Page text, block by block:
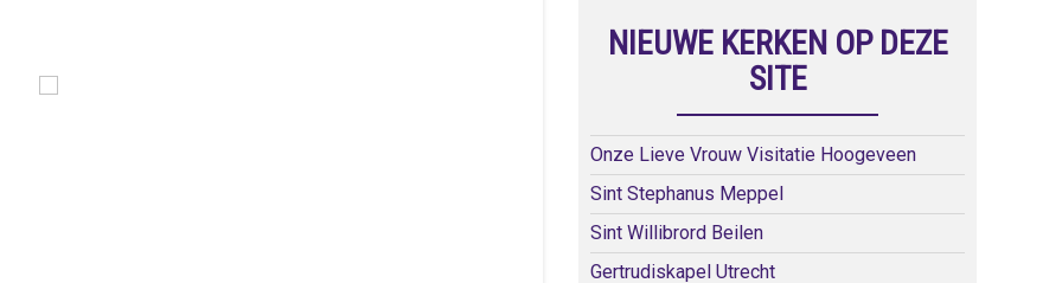
NIEUWE KERKEN OP DEZE
SITE
Onze Lieve Vrouw Visitatie Hoogeveen
Sint Stephanus Meppel
Sint Willibrord Beilen
Gertrudiskapel Utrecht